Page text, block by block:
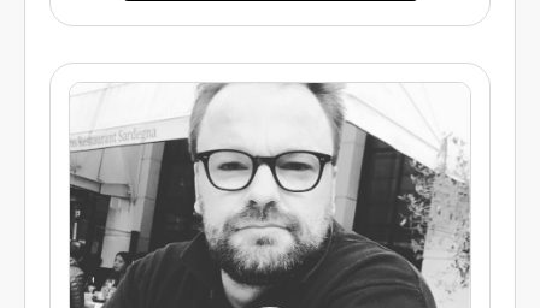
principalement dans le sud de l’Ile de
France (91, le Loiret (45) et l’Eure et
Loire (28). Sur demande et devis
spécifique, nous pouvons intervenir plus
largement.